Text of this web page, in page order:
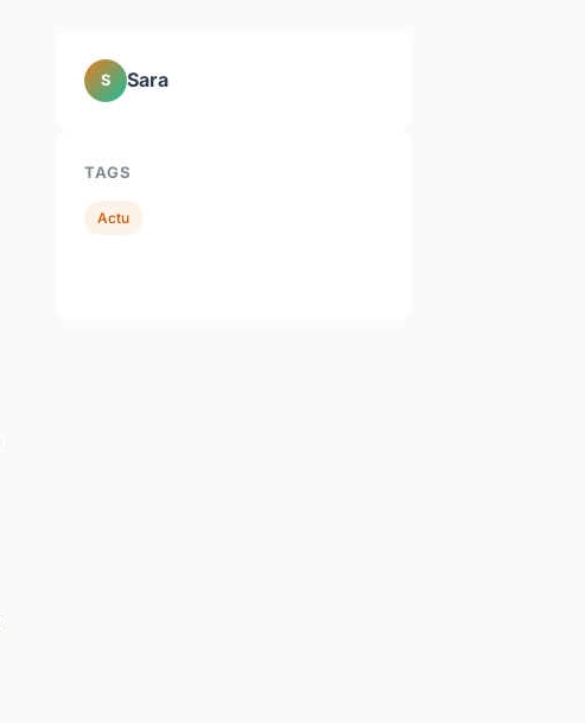
S Sara
TAGS
Actu